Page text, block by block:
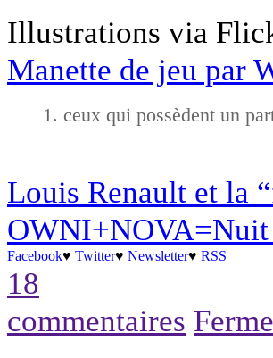
Illustrations via
Manette de jeu par
ceux qui possèdent un
Louis Renault et la
Facebook♥ Twitter♥ Newsletter♥ RSS
18
commentaires